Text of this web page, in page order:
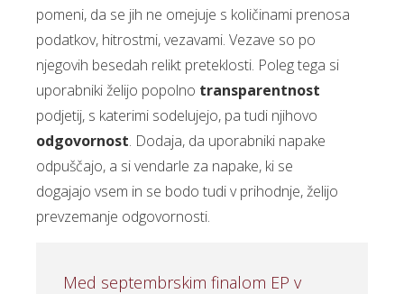
pomeni, da se jih ne omejuje s količinami prenosa
podatkov, hitrostmi, vezavami. Vezave so po
njegovih besedah relikt preteklosti. Poleg tega si
uporabniki želijo popolno transparentnost
podjetij, s katerimi sodelujejo, pa tudi njihovo
odgovornost. Dodaja, da uporabniki napake
odpuščajo, a si vendarle za napake, ki se
dogajajo vsem in se bodo tudi v prihodnje, želijo
prevzemanje odgovornosti.
Med septembrskim finalom EP v